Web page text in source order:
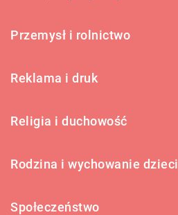
Przemysł i rolnictwo
Reklama i druk
Religia i duchowość
Rodzina i wychowanie dzieci
Społeczeństwo